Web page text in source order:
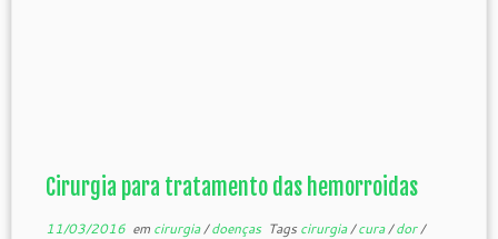
Cirurgia para tratamento das hemorroidas
11/03/2016em cirurgia/doenças Tags cirurgia/cura/dor/